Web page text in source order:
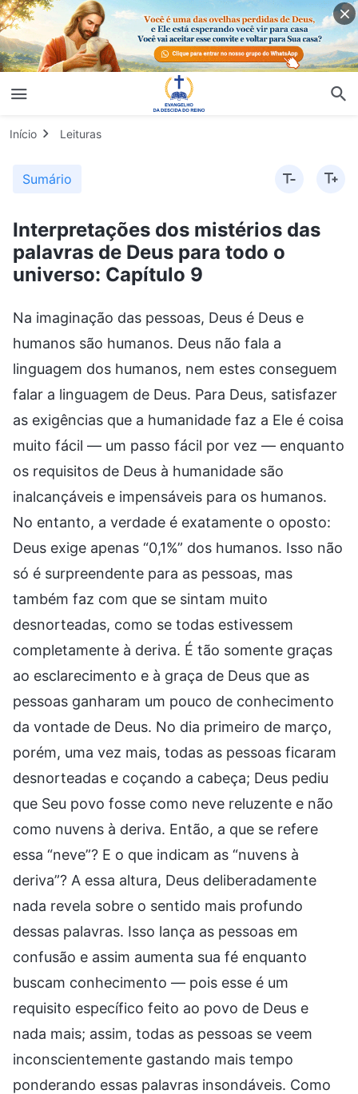
Início Leituras
Sumário
Interpretações dos mistérios das
palavras de Deus para todo o
universo: Capítulo 9
Na imaginação das pessoas, Deus é Deus e
humanos são humanos. Deus não fala a
linguagem dos humanos, nem estes conseguem
falar a linguagem de Deus. Para Deus, satisfazer
as exigências que a humanidade faz a Ele é coisa
muito fácil — um passo fácil por vez — enquanto
os requisitos de Deus à humanidade são
inalcançáveis e impensáveis para os humanos.
No entanto, a verdade é exatamente o oposto:
Deus exige apenas “0,1%” dos humanos. Isso não
só é surpreendente para as pessoas, mas
também faz com que se sintam muito
desnorteadas, como se todas estivessem
completamente à deriva. É tão somente graças
ao esclarecimento e à graça de Deus que as
pessoas ganharam um pouco de conhecimento
da vontade de Deus. No dia primeiro de março,
porém, uma vez mais, todas as pessoas ficaram
desnorteadas e coçando a cabeça; Deus pediu
que Seu povo fosse como neve reluzente e não
como nuvens à deriva. Então, a que se refere
essa “neve”? E o que indicam as “nuvens à
deriva”? A essa altura, Deus deliberadamente
nada revela sobre o sentido mais profundo
dessas palavras. Isso lança as pessoas em
confusão e assim aumenta sua fé enquanto
buscam conhecimento — pois esse é um
requisito específico feito ao povo de Deus e
nada mais; assim, todas as pessoas se veem
inconscientemente gastando mais tempo
ponderando essas palavras insondáveis. Como